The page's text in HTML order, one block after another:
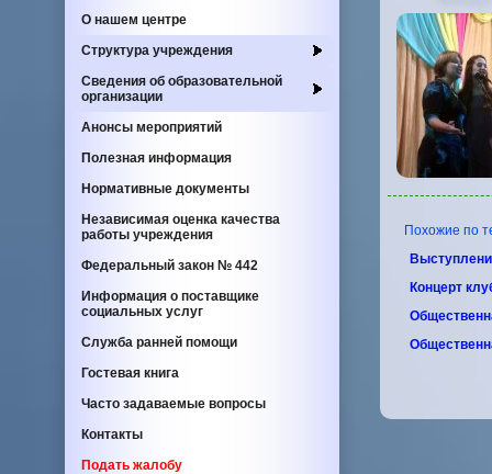
О нашем центре
Cтруктура учреждения
Сведения об образовательной
организации
Анонсы мероприятий
Полезная информация
Нормативные документы
Независимая оценка качества
работы учреждения
Федеральный закон № 442
Информация о поставщике
социальных услуг
Служба ранней помощи
Гостевая книга
Часто задаваемые вопросы
Контакты
Подать жалобу
Похожие по
Концерт